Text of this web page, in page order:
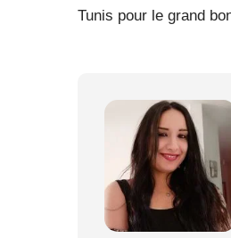
Tunis pour le grand